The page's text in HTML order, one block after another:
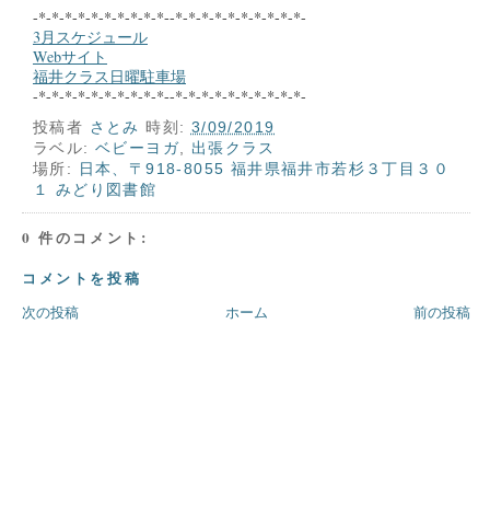
-*-*-*-*-*-*-*-*-*-*--*-*-*-*-*-*-*-*-*-*-
3月スケジュール
Webサイト
福井クラス日曜駐車場
-*-*-*-*-*-*-*-*-*-*--*-*-*-*-*-*-*-*-*-*-
投稿者 さとみ 時刻: 3/09/2019
ラベル: ベビーヨガ, 出張クラス
場所:
日本、〒918-8055 福井県福井市若杉３丁目３０
１ みどり図書館
0 件のコメント:
コメントを投稿
次の投稿 前の投稿
ホーム